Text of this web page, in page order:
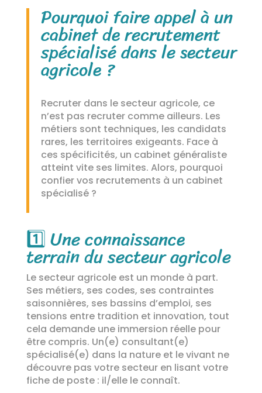
Pourquoi faire appel à un
cabinet de recrutement
spécialisé dans le secteur
agricole ?
Recruter dans le secteur agricole, ce
n’est pas recruter comme ailleurs. Les
métiers sont techniques, les candidats
rares, les territoires exigeants. Face à
ces spécificités, un cabinet généraliste
atteint vite ses limites. Alors, pourquoi
confier vos recrutements à un cabinet
spécialisé ?
1️⃣Une connaissance
terrain du secteur agricole
Le secteur agricole est un monde à part.
Ses métiers, ses codes, ses contraintes
saisonnières, ses bassins d’emploi, ses
tensions entre tradition et innovation, tout
cela demande une immersion réelle pour
être compris. Un(e) consultant(e)
spécialisé(e) dans la nature et le vivant ne
découvre pas votre secteur en lisant votre
fiche de poste : il/elle le connaît.